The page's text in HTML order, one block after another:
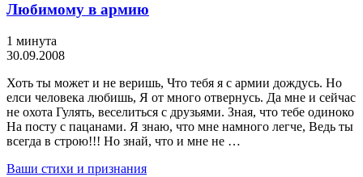
Любимому в армию
1 минута
30.09.2008
Хоть ты может и не веришь, Что тебя я с армии дождусь. Но
елси человека любишь, Я от много отвернусь. Да мне и сейчас
не охота Гулять, веселиться с друзьями. Зная, что тебе одиноко
На посту с пацанами. Я знаю, что мне намного легче, Ведь ты
всегда в строю!!! Но знай, что и мне не …
Ваши стихи и признания